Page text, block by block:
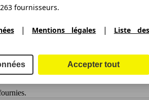
fournisseurs.
| Mentions légales |
Liste des
Accepter tout